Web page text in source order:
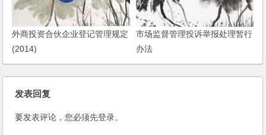
外商投资合伙企业登记管理规定
(2014)
市场监督管理投诉举报处理暂行
办法
发表回复
要发表评论，您必须先登录。